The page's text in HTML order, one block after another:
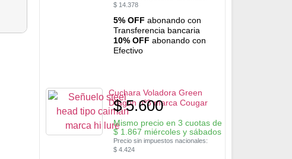
$ 14.378
5% OFF abonando con
Transferencia bancaria
10% OFF abonando con
Efectivo
Cuchara Voladora Green
Dragon nº3 marca Cougar
$5.600
Mismo precio en 3 cuotas de
$1.867 miércoles y sábados
Precio sin impuestos nacionales:
$ 4.424